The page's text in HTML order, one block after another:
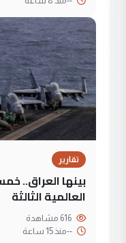
تقارير
بينها العراق..
العالمية الثالثة
--منذ 15 ساعة